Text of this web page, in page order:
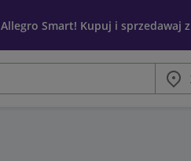
Allegro Smart! Kupuj i sprzedawaj z
Miasto